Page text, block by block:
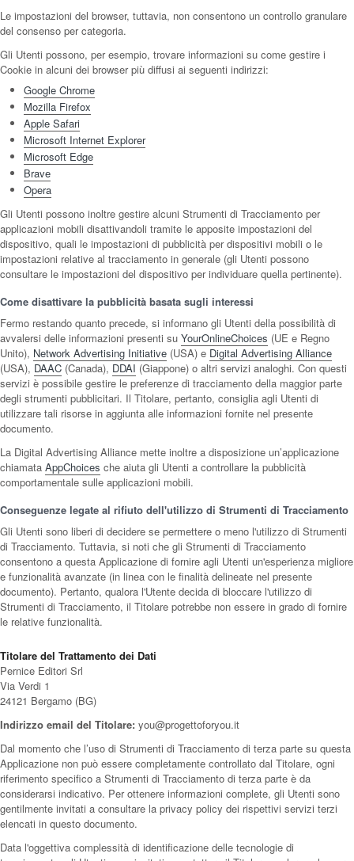
Le impostazioni del browser, tuttavia, non consentono un controllo granulare
del consenso per categoria.
Gli Utenti possono, per esempio, trovare informazioni su come gestire i
Cookie in alcuni dei browser più diffusi ai seguenti indirizzi:
Google Chrome
Mozilla Firefox
Apple Safari
Microsoft Internet Explorer
Microsoft Edge
Brave
Opera
Gli Utenti possono inoltre gestire alcuni Strumenti di Tracciamento per
applicazioni mobili disattivandoli tramite le apposite impostazioni del
dispositivo, quali le impostazioni di pubblicità per dispositivi mobili o le
impostazioni relative al tracciamento in generale (gli Utenti possono
consultare le impostazioni del dispositivo per individuare quella pertinente).
Come disattivare la pubblicità basata sugli interessi
Fermo restando quanto precede, si informano gli Utenti della possibilità di
avvalersi delle informazioni presenti su YourOnlineChoices (UE e Regno
Unito), Network Advertising Initiative (USA) e Digital Advertising Alliance
(USA), DAAC (Canada), DDAI (Giappone) o altri servizi analoghi. Con questi
servizi è possibile gestire le preferenze di tracciamento della maggior parte
degli strumenti pubblicitari. Il Titolare, pertanto, consiglia agli Utenti di
utilizzare tali risorse in aggiunta alle informazioni fornite nel presente
documento.
La Digital Advertising Alliance mette inoltre a disposizione un’applicazione
chiamata AppChoices che aiuta gli Utenti a controllare la pubblicità
comportamentale sulle applicazioni mobili.
Conseguenze legate al rifiuto dell'utilizzo di Strumenti di Tracciamento
Gli Utenti sono liberi di decidere se permettere o meno l'utilizzo di Strumenti
di Tracciamento. Tuttavia, si noti che gli Strumenti di Tracciamento
consentono a questa Applicazione di fornire agli Utenti un'esperienza migliore
e funzionalità avanzate (in linea con le finalità delineate nel presente
documento). Pertanto, qualora l'Utente decida di bloccare l'utilizzo di
Strumenti di Tracciamento, il Titolare potrebbe non essere in grado di fornire
le relative funzionalità.
Titolare del Trattamento dei Dati
Pernice Editori Srl
Via Verdi 1
24121 Bergamo (BG)
Indirizzo email del Titolare: you@progettoforyou.it
Dal momento che l’uso di Strumenti di Tracciamento di terza parte su questa
Applicazione non può essere completamente controllato dal Titolare, ogni
riferimento specifico a Strumenti di Tracciamento di terza parte è da
considerarsi indicativo. Per ottenere informazioni complete, gli Utenti sono
gentilmente invitati a consultare la privacy policy dei rispettivi servizi terzi
elencati in questo documento.
Data l'oggettiva complessità di identificazione delle tecnologie di